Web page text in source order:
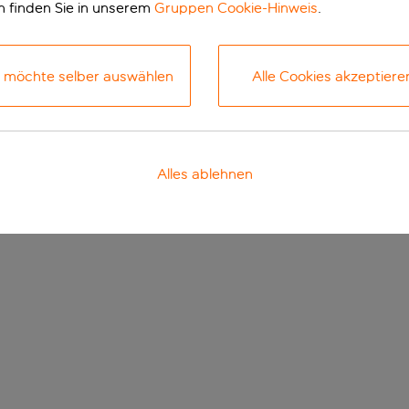
finden Sie in unserem Gruppen Cookie-Hinweis.
möchte selber auswählen Alle Cookies
Alles ablehnen